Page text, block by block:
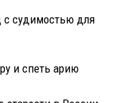
с судимостью для
и спеть арию